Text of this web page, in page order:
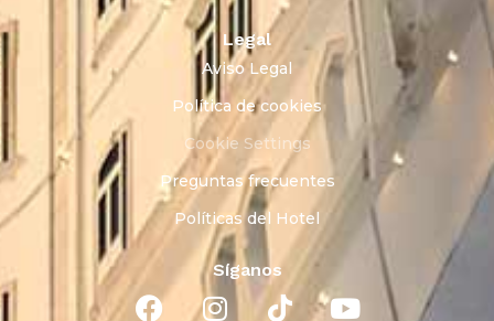
Legal
Aviso Legal
Política de cookies
Cookie Settings
Preguntas frecuentes
Políticas del Hotel
Síganos